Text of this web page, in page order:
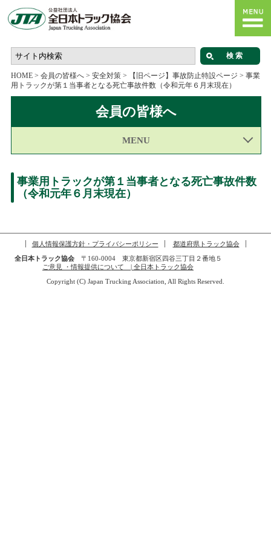
HOME> 会員の皆様へ> 安全対策> 【旧ページ】事故防止特設ページ > 事業
用トラックが第１当事者となる死亡事故件数（令和元年６月末現在）
会員の皆様へ
MENU
事業用トラックが第１当事者となる死亡事故件数
（令和元年６月末現在）
個人情報保護方針・プライバシーポリシー
都道府県トラック協会
全日本トラック協会〒160-0004 東京都新宿区四谷三丁目２番地５
ご意見 ・情報提供について | 全日本トラック協会
Copyright (C) Japan Trucking Association, All Rights Reserved.